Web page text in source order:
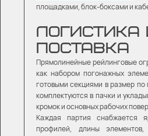
площадками, блок-боксамии
ЛОГИСТИКА
ПОСТАВКА
Прямолинейные рейлинговые
как набором погонажных
готовыми секциями в размер
комплектуются в пачки и
кромок и основных рабочих
Каждая партия снабжается
профилей, длины